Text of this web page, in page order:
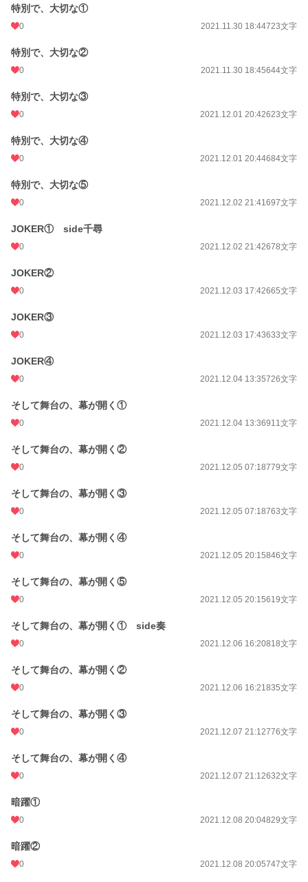
特別で、大切な①
0 2021.11.30 18:44723文字
特別で、大切な②
0 2021.11.30 18:45644文字
特別で、大切な③
0 2021.12.01 20:42623文字
特別で、大切な④
0 2021.12.01 20:44684文字
特別で、大切な⑤
0 2021.12.02 21:41697文字
JOKER① side千尋
0 2021.12.02 21:42678文字
JOKER②
0 2021.12.03 17:42665文字
JOKER③
0 2021.12.03 17:43633文字
JOKER④
0 2021.12.04 13:35726文字
そして舞台の、幕が開く①
0 2021.12.04 13:36911文字
そして舞台の、幕が開く②
0 2021.12.05 07:18779文字
そして舞台の、幕が開く③
0 2021.12.05 07:18763文字
そして舞台の、幕が開く④
0 2021.12.05 20:15846文字
そして舞台の、幕が開く⑤
0 2021.12.05 20:15619文字
そして舞台の、幕が開く① side奏
0 2021.12.06 16:20818文字
そして舞台の、幕が開く②
0 2021.12.06 16:21835文字
そして舞台の、幕が開く③
0 2021.12.07 21:12776文字
そして舞台の、幕が開く④
0 2021.12.07 21:12632文字
暗躍①
0 2021.12.08 20:04829文字
暗躍②
0 2021.12.08 20:05747文字